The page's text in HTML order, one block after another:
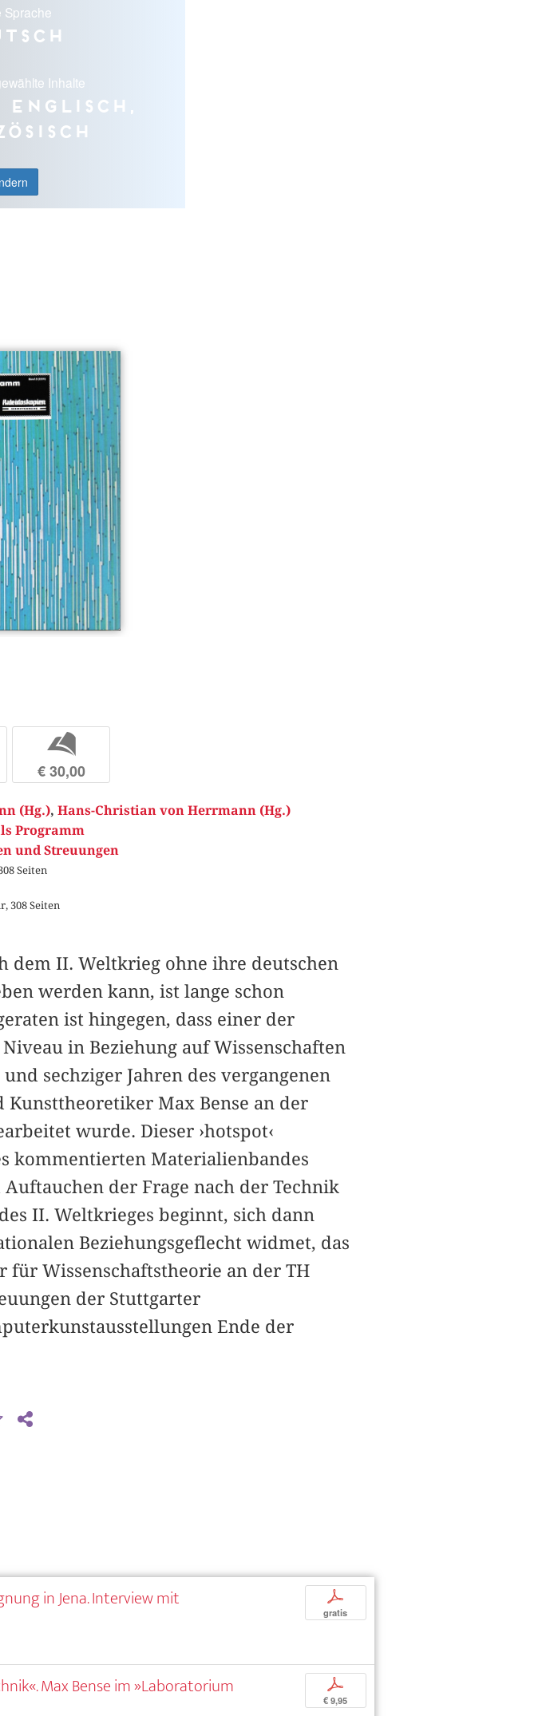
Sprache
Inhalte
Englisch,
b
€ 30,00
(Hg.), Hans-Christian von Herrmann (Hg.)
Programm
und Streuungen
Seiten
308 Seiten
dem II. Weltkrieg ohne ihre deutschen
werden kann, ist lange schon
ist hingegen, dass einer der
in Beziehung auf Wissenschaften
sechziger Jahren des vergangenen
Max Bense an der
wurde. Dieser ›hotspot‹
kommentierten Materialienbandes
der Frage nach der Technik
II. Weltkrieges beginnt, sich dann
Beziehungsgeflecht widmet, das
für Wissenschaftstheorie an der TH
der Stuttgarter
Ende der
in Jena. Interview mit p
gratis
Max Bense im »Laboratorium p
€ 9,95